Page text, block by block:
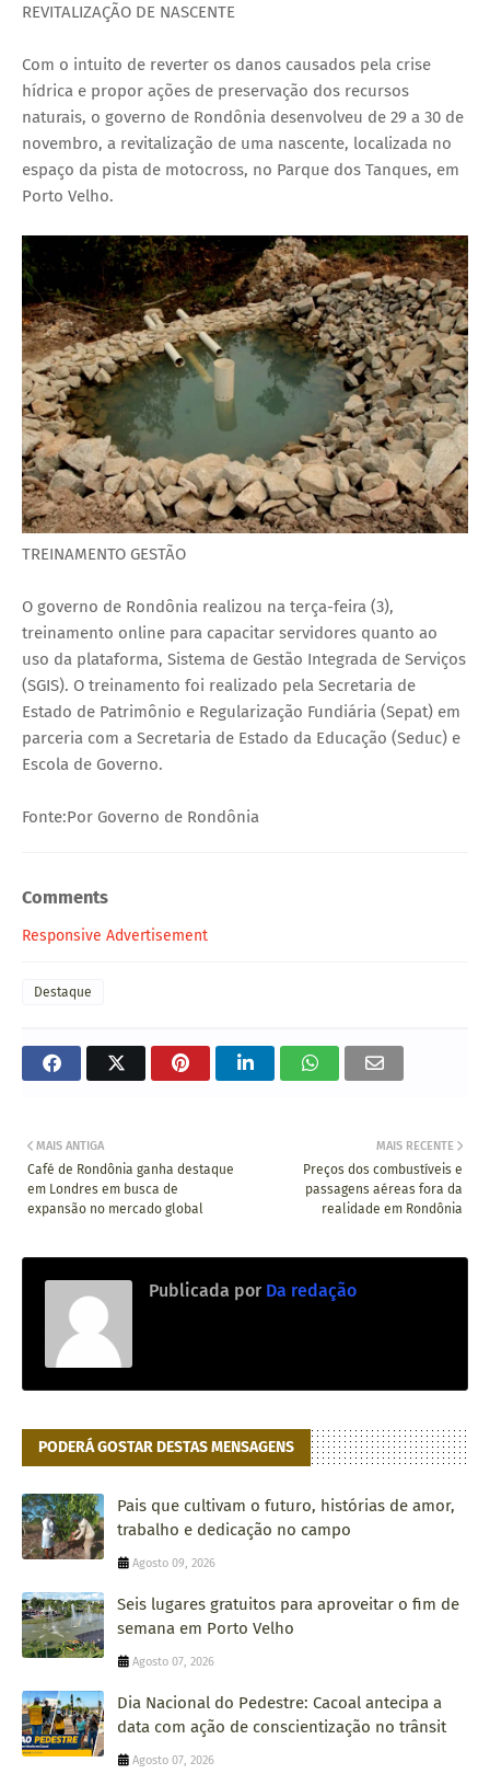
REVITALIZAÇÃO DE NASCENTE
Com o intuito de reverter os danos causados pela crise
hídrica e propor ações de preservação dos recursos
naturais, o governo de Rondônia desenvolveu de 29 a 30 de
novembro, a revitalização de uma nascente, localizada no
espaço da pista de motocross, no Parque dos Tanques, em
Porto Velho.
TREINAMENTO GESTÃO
O governo de Rondônia realizou na terça-feira (3),
treinamento online para capacitar servidores quanto ao
uso da plataforma, Sistema de Gestão Integrada de Serviços
(SGIS). O treinamento foi realizado pela Secretaria de
Estado de Patrimônio e Regularização Fundiária (Sepat) em
parceria com a Secretaria de Estado da Educação (Seduc) e
Escola de Governo.
Fonte:Por Governo de Rondônia
Comments
Responsive Advertisement
Destaque
MAIS RECENTE
Preços dos combustíveis e
passagens aéreas fora da
realidade em Rondônia
MAIS ANTIGA
Café de Rondônia ganha destaque
em Londres em busca de
expansão no mercado global
Publicada por Da redação
PODERÁ GOSTAR DESTAS MENSAGENS
Pais que cultivam o futuro, histórias de amor,
trabalho e dedicação no campo
Agosto 09, 2026
Seis lugares gratuitos para aproveitar o fim de
semana em Porto Velho
Agosto 07, 2026
Dia Nacional do Pedestre: Cacoal antecipa a
data com ação de conscientização no trânsit
Agosto 07, 2026